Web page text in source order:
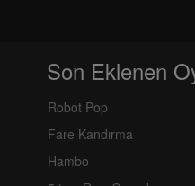
Son Eklenen
Robot Pop
Fare Kandırma
Hambo